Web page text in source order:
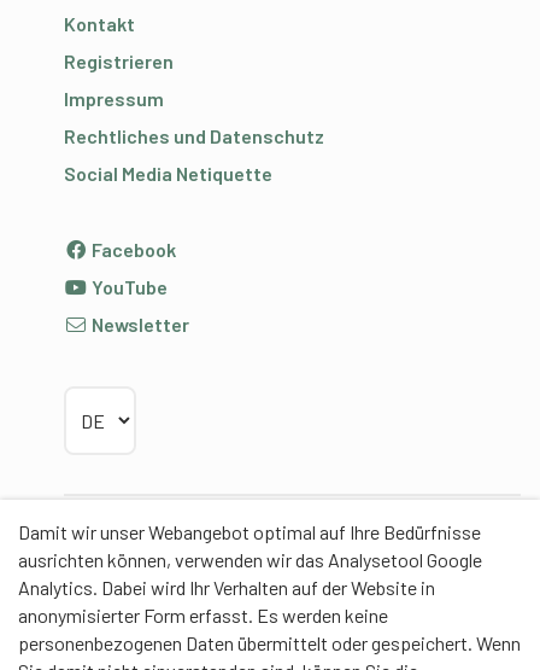
Damit wir unser Webangebot optimal auf Ihre Bedürfnisse
ausrichten können, verwenden wir das Analysetool Google
Analytics. Dabei wird Ihr Verhalten auf der Website in
anonymisierter Form erfasst. Es werden keine
personenbezogenen Daten übermittelt oder gespeichert. Wenn
Kontakt
Registrieren
Impressum
Rechtliches und Datenschutz
Social Media Netiquette
Facebook
YouTube
Newsletter
Partner